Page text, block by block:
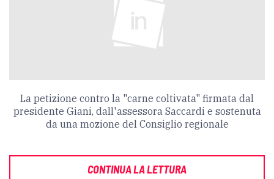
La petizione contro la "carne coltivata" firmata dal
presidente Giani, dall'assessora Saccardi e sostenuta
da una mozione del Consiglio regionale
CONTINUA LA LETTURA